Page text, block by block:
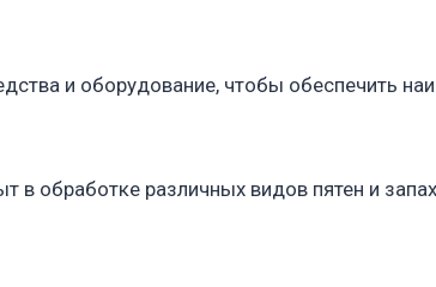
и оборудование, чтобы обеспечить
в обработке различных видов пятен и